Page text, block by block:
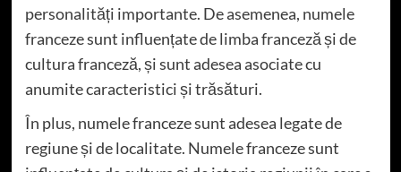
personalități importante. De asemenea, numele
franceze sunt influențate de limba franceză și de
cultura franceză, și sunt adesea asociate cu
anumite caracteristici și trăsături.
În plus, numele franceze sunt adesea legate de
regiune și de localitate. Numele franceze sunt